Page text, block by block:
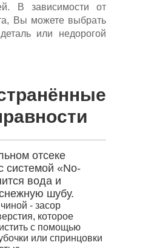
В зависимости от
Вы можете выбрать
или недорогой
отсеке
системой «No-
вода и
шубу.
- засор
которое
с помощью
или спринцовки